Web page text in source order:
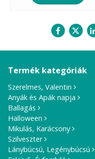
Termék kategóriák
Szerelmes, Valentin
Anyák és Apák napja
Ballagás
Halloween
Mikulás, Karácsony
Szilveszter
Lánybúcsú, Legénybúcsú